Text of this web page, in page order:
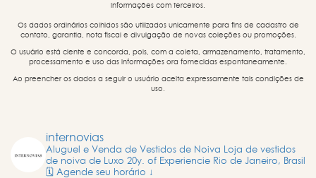
informações com terceiros.
Os dados ordinários colhidos são utilizados unicamente para fins de cadastro de
contato, garantia, nota fiscal e divulgação de novas coleções ou promoções.
O usuário está ciente e concorda, pois, com a coleta, armazenamento, tratamento,
processamento e uso das informações ora fornecidas espontaneamente.
Ao preencher os dados a seguir o usuário aceita expressamente tais condições de
uso.
internovias
Aluguel e Venda de Vestidos de Noiva Loja de vestidos
de noiva de Luxo 20y. of Experiencie Rio de Janeiro, Brasil
🗓️ Agende seu horário ↓